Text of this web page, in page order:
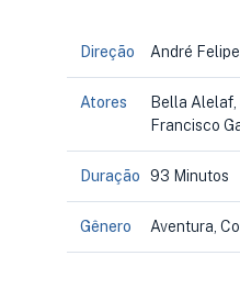
Direção André
Atores
Bella Alelaf,
Francisco
Duração 93 Minutos
Gênero Aventura,